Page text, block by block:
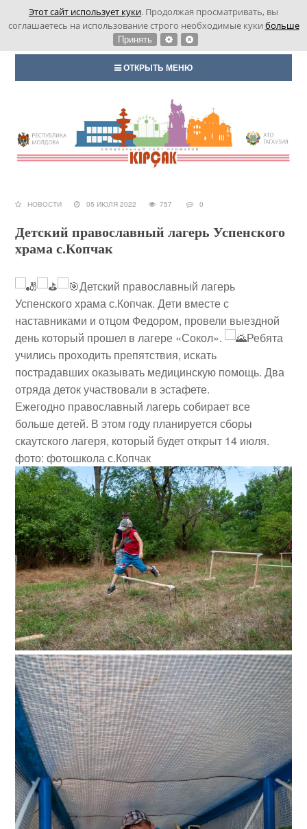
Этот сайт использует куки. Продолжая просматривать, вы
соглашаетесь на использование строго необходимые куки больше
Принять
ОТКРЫТЬ МЕНЮ
НОВОСТИ 05 ИЮЛЯ 2022 757 0
Детский православный лагерь Успенского
храма с.Копчак
Детский православный лагерь
Успенского храма с.Копчак. Дети вместе с
наставниками и отцом Федором, провели выездной
день который прошел в лагере «Сокол».
Ребята
учились проходить препятствия, искать
пострадавших оказывать медицинскую помощь. Два
отряда деток участвовали в эстафете.
Ежегодно православный лагерь собирает все
больше детей. В этом году планируется сборы
скаутского лагеря, который будет открыт 14 июля.
фото: фотошкола с.Копчак